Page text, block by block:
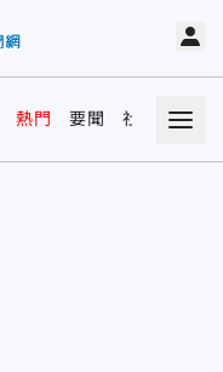
熱門 要聞 社會 娛樂